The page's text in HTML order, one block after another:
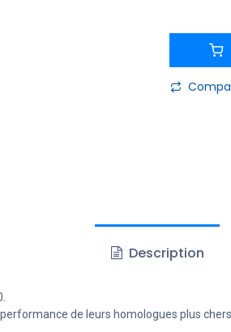
Description
de leurs homologues plus